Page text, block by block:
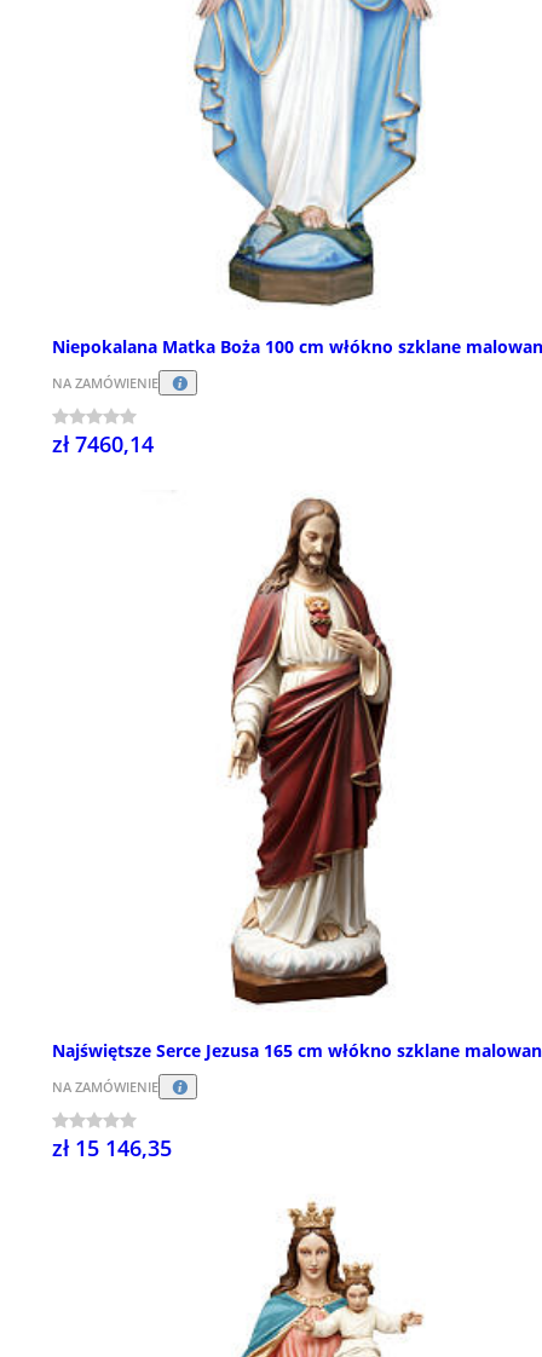
Niepokalana Matka Boża 100 cm włókno szklane
NA ZAMÓWIENIE
zł 7460,14
Najświętsze Serce Jezusa 165 cm włókno szklane
NA ZAMÓWIENIE
zł 15 146,35